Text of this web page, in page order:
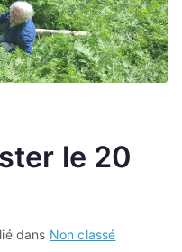
le 20
dans Non classé